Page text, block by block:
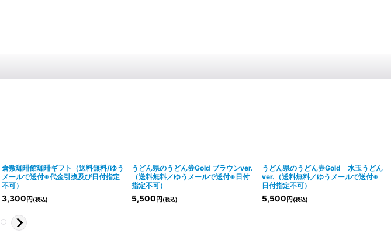
倉敷珈琲館珈琲ギフト（送料無料/ゆう
メールで送付※代金引換及び日付指定
不可）
3,300 円(税込)
うどん県のうどん券Gold ブラウンver.
（送料無料／ゆうメールで送付※日付
指定不可）
5,500 円(税込)
うどん県のうどん券Gold 水玉うどん
ver.（送料無料／ゆうメールで送付※
日付指定不可）
5,500 円(税込)